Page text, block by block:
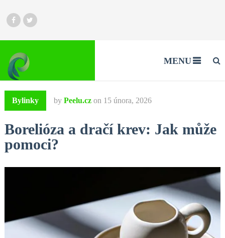
MENU
Bylinky by Peelu.cz on 15 února, 2026
Borelióza a dračí krev: Jak může
pomoci?